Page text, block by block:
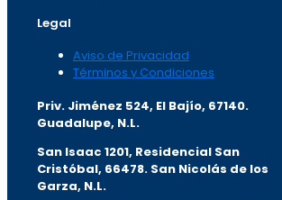
Legal
Aviso de Privacidad
Términos y Condiciones
Priv. Jiménez 524, El Bajío, 67140.
Guadalupe, N.L.
San Isaac 1201, Residencial San
Cristóbal, 66478. San Nicolás de los
Garza, N.L.